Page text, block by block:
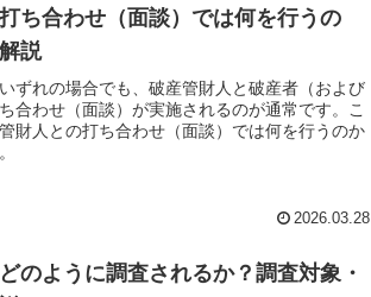
ち合わせ（面談）では何を行うの
説
ずれの場合でも、破産管財人と破産者（および
合わせ（面談）が実施されるのが通常です。こ
財人との打ち合わせ（面談）では何を行うのか
2026.03.28
のように調査されるか？調査対象・